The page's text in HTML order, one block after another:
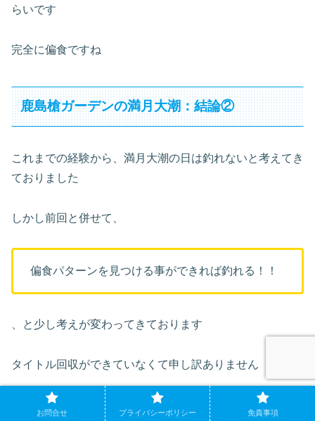
らいです
完全に偏食ですね
鹿島槍ガーデンの満月大潮：結論②
これまでの経験から、満月大潮の日は釣れないと考えてき
ておりました
しかし前回と併せて、
偏食パターンを見つける事ができれば釣れる！！
、と少し考えが変わってきております
タイトル回収ができていなくて申し訳ありません
しかし本ブログは、自身が現地で竿を振って調査した生の
お問合せ プライバシーポリシー 免責事項